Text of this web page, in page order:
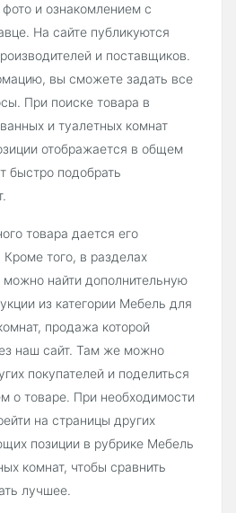
и ознакомлением с
На сайте публикуются
и поставщиков.
вы сможете задать все
При поиске товара в
и туалетных комнат
отображается в общем
быстро подобрать
товара дается его
того, в разделах
можно найти дополнительную
из категории Мебель для
продажа которой
наш сайт. Там же можно
покупателей и поделиться
о товаре. При необходимости
на страницы других
позиции в рубрике Мебель
комнат, чтобы сравнить
лучшее.